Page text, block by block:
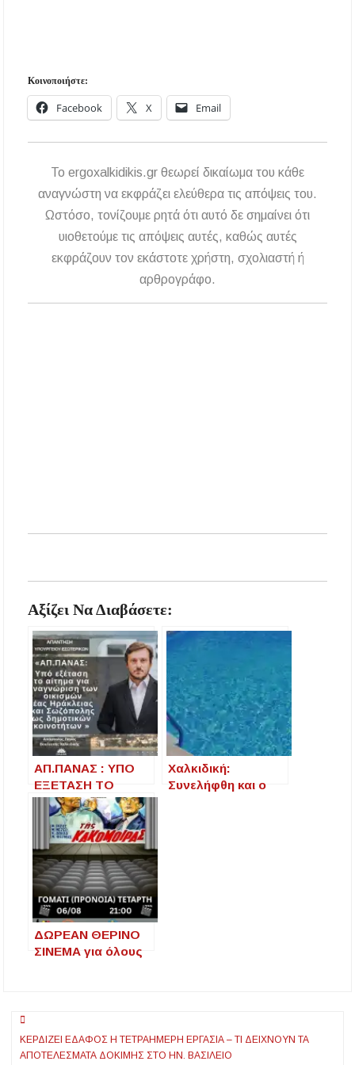
Κοινοποιήστε:
Facebook X Email
To ergoxalkidikis.gr θεωρεί δικαίωμα του κάθε
αναγνώστη να εκφράζει ελεύθερα τις απόψεις του.
Ωστόσο, τονίζουμε ρητά ότι αυτό δε σημαίνει ότι
υιοθετούμε τις απόψεις αυτές, καθώς αυτές
εκφράζουν τον εκάστοτε χρήστη, σχολιαστή ή
αρθρογράφο.
Αξίζει Να Διαβάσετε:
ΑΠ.ΠΑΝΑΣ : ΥΠΟ
ΕΞΕΤΑΣΗ ΤΟ
ΑΙΤΗΜΑ
ΓΙΑ ΑΝΑΓΝΩΡΙΣΗ
ΤΩΝ ΟΙΚΙΣΜΩΝ
ΝΕΑΣ ΗΡΑΚΛΕΙΑΣ
ΚΑΙ ΣΩΖΟΠΟΛΗΣ
ΩΣ ΔΗΜΟΤΙΚΩΝ
ΚΟΙΝΟΤΗΤΩΝ
Χαλκιδική:
Συνελήφθη και ο
ΔΩΡΕΑΝ ΘΕΡΙΝΟ
ΣΙΝΕΜΑ για όλους
Πλοήγηση
άρθρων
ΚΕΡΔΊΖΕΙ ΈΔΑΦΟΣ Η ΤΕΤΡΑΉΜΕΡΗ ΕΡΓΑΣΊΑ – ΤΙ ΔΕΊΧΝΟΥΝ ΤΑ
ΑΠΟΤΕΛΈΣΜΑΤΑ ΔΟΚΙΜΉΣ ΣΤΟ ΗΝ. ΒΑΣΊΛΕΙΟ